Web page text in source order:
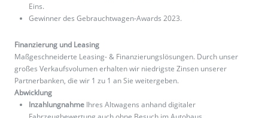
Eins.
Gewinner des Gebrauchtwagen-Awards 2023.
Finanzierung und Leasing
Maßgeschneiderte Leasing- & Finanzierungslösungen. Durch unser
großes Verkaufsvolumen erhalten wir niedrigste Zinsen unserer
Partnerbanken, die wir 1 zu 1 an Sie weitergeben.
Abwicklung
Inzahlungnahme Ihres Altwagens anhand digitaler